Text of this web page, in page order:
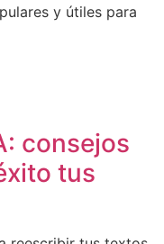
y útiles para
consejos
tus